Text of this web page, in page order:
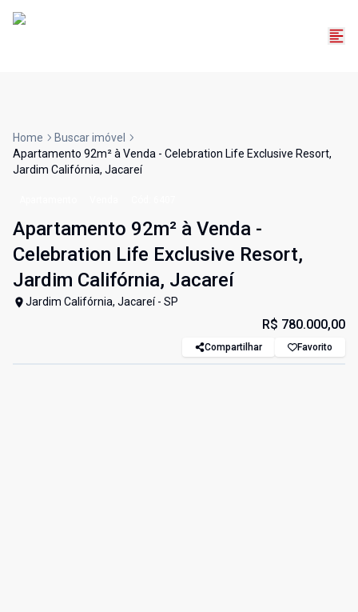
Home
Buscar imóvel
Apartamento 92m² à Venda - Celebration Life Exclusive Resort,
Jardim Califórnia, Jacareí
Apartamento 92m² à Venda -
Celebration Life Exclusive Resort,
Jardim Califórnia, Jacareí
Jardim Califórnia, Jacareí - SP
R$ 780.000,00
Compartilhar Favorito